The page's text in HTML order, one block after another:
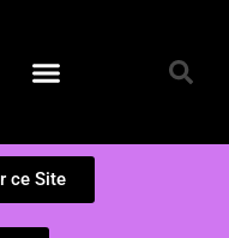
ce Site